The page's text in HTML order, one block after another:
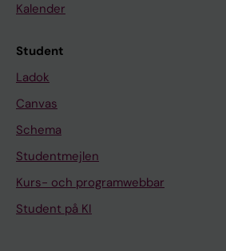
Kalender
Student
Ladok
Canvas
Schema
Studentmejlen
Kurs- och programwebbar
Student på KI